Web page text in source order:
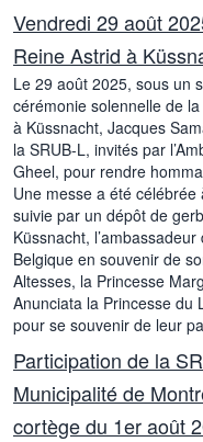
Vendredi 29 août
Reine Astrid à
Le 29 août 2025, sous un
cérémonie solennelle de
à Küssnacht, Jacques
la SRUB-L, invités par
Gheel, pour rendre
Une messe a été
suivie par un dépôt de
Küssnacht,
Belgique en souvenir de
Altesses, la Princesse
Anunciata la Princesse du
pour se souvenir de leur
Participation de la
Municipalité de
cortège du 1er août